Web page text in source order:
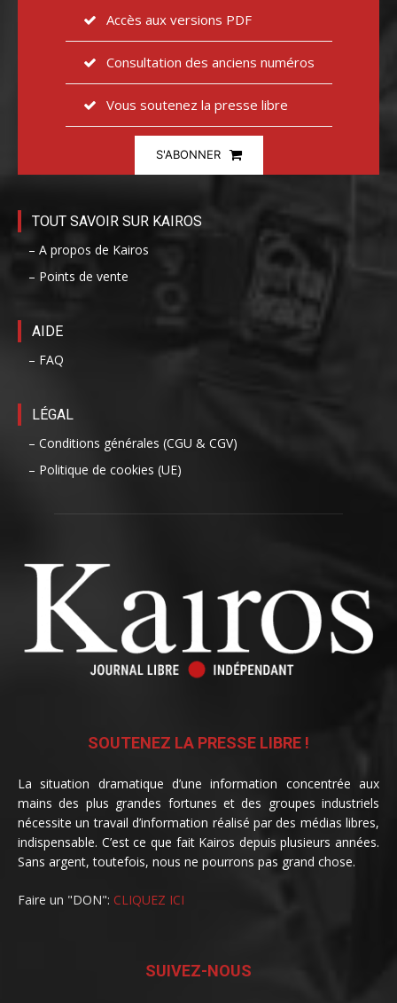
Accès aux versions PDF
Consultation des anciens numéros
Vous soutenez la presse libre
S'ABONNER
TOUT SAVOIR SUR KAIROS
– A propos de Kairos
– Points de vente
AIDE
– FAQ
LÉGAL
– Conditions générales (CGU & CGV)
– Politique de cookies (UE)
SOUTENEZ LA PRESSE LIBRE !
La situation dramatique d’une information concentrée aux
mains des plus grandes fortunes et des groupes industriels
nécessite un travail d’information réalisé par des médias libres,
indispensable. C’est ce que fait Kairos depuis plusieurs années.
Sans argent, toutefois, nous ne pourrons pas grand chose.
Faire un "DON": CLIQUEZ ICI
SUIVEZ-NOUS